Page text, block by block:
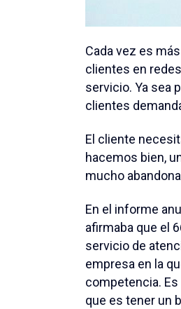
Cada vez es
clientes en
servicio. Ya sea
clientes
El cliente
hacemos bien,
mucho
En el informe
afirmaba que el
servicio de
empresa en la
competencia.
que es tener un